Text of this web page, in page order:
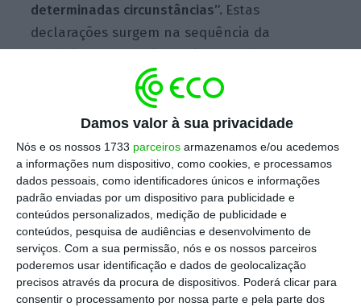
Damos valor à sua privacidade
Nós e os nossos 1733 parceiros armazenamos e/ou acedemos
a informações num dispositivo, como cookies, e processamos
dados pessoais, como identificadores únicos e informações
padrão enviadas por um dispositivo para publicidade e
conteúdos personalizados, medição de publicidade e
conteúdos, pesquisa de audiências e desenvolvimento de
serviços. Com a sua permissão, nós e os nossos parceiros
poderemos usar identificação e dados de geolocalização
precisos através da procura de dispositivos. Poderá clicar para
consentir o processamento por nossa parte e pela parte dos
determinadas circunstâncias”. Estas
declarações surgem na sequência da
Tribunal da Relação de Lisboa (TRL)
relação ao sorteio e distribuição de
processos.
Francisca Van Dunem esclareceu que estão
em cursos investigações e averiguações para
determinar com rigor o que ocorreu na
Relação de Lisboa, nomeadamente se o
sistema tem fragilidades ou se houve
intrusão.“Estamos a fazer a análise do